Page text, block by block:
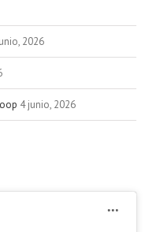
2026
4 junio, 2026